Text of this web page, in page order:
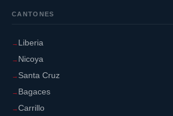
CANTONES
Liberia
Nicoya
Santa Cruz
Bagaces
Carrillo